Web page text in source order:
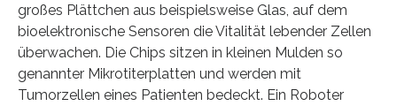
großes Plättchen aus beispielsweise Glas, auf dem
bioelektronische Sensoren die Vitalität lebender Zellen
überwachen. Die Chips sitzen in kleinen Mulden so
genannter Mikrotiterplatten und werden mit
Tumorzellen eines Patienten bedeckt. Ein Roboter